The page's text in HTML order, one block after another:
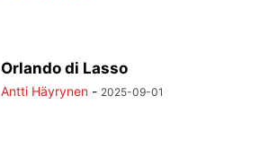
Orlando di Lasso
Antti Häyrynen - 2025-09-01